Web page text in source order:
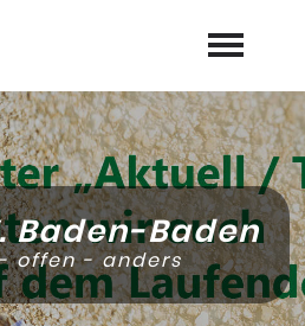
werden
/ Termine expand_more
Verein expand_more
Baden-Baden
offen - anders